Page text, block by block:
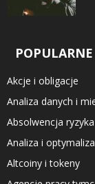
Akcje i obligacje
Analiza danych i
Absolwencja ryzyka
Analiza i
Altcoiny i tokeny